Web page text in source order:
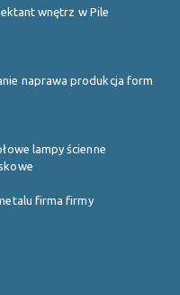
wnętrz w Pile
naprawa produkcja form
lampy ścienne
firma firmy